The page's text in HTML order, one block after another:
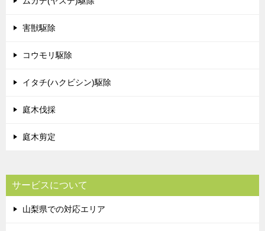
害獣駆除
コウモリ駆除
イタチ(ハクビシン)駆除
庭木伐採
庭木剪定
サービスについて
山梨県での対応エリア